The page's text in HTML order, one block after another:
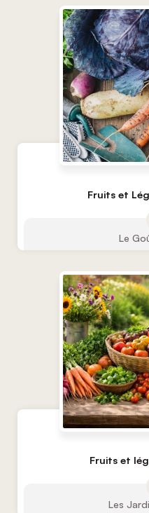
Fruits et
Le
Fruits et
Les